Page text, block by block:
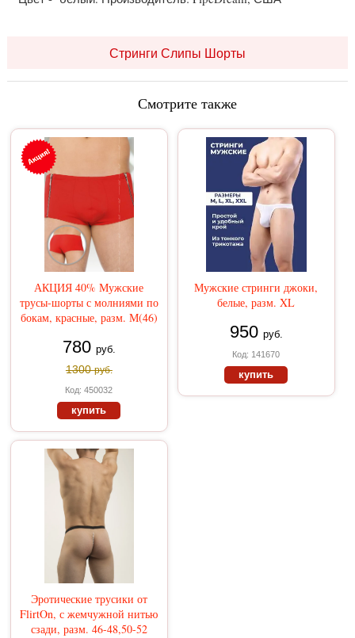
Стринги Слипы Шорты
Смотрите также
АКЦИЯ 40% Мужские
трусы-шорты с молниями по
бокам, красные, разм. М(46)
780 руб.
1300руб.
Код: 450032
купить
Мужские стринги джоки,
белые, разм. XL
950 руб.
Код: 141670
купить
Эротические трусики от
FlirtOn, с жемчужной нитью
сзади, разм. 46-48,50-52